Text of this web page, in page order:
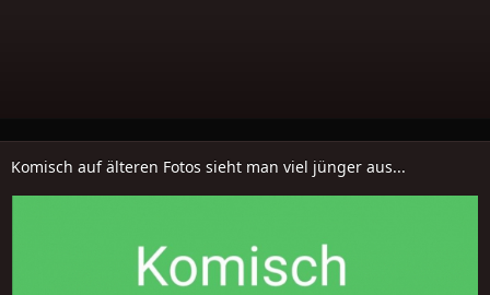
Komisch auf älteren Fotos sieht man viel jünger aus...